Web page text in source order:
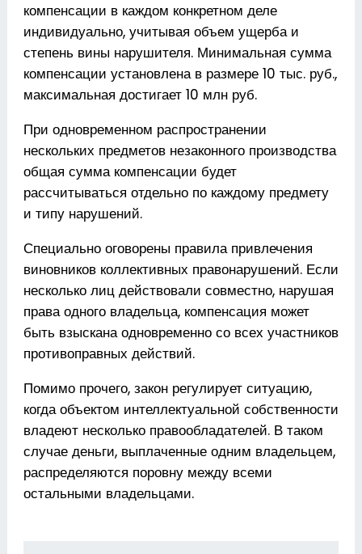
компенсации в каждом конкретном деле
индивидуально, учитывая объем ущерба и
степень вины нарушителя. Минимальная сумма
компенсации установлена в размере 10 тыс. руб.,
максимальная достигает 10 млн руб.
При одновременном распространении
нескольких предметов незаконного производства
общая сумма компенсации будет
рассчитываться отдельно по каждому предмету
и типу нарушений.
Специально оговорены правила привлечения
виновников коллективных правонарушений. Если
несколько лиц действовали совместно, нарушая
права одного владельца, компенсация может
быть взыскана одновременно со всех участников
противоправных действий.
Помимо прочего, закон регулирует ситуацию,
когда объектом интеллектуальной собственности
владеют несколько правообладателей. В таком
случае деньги, выплаченные одним владельцем,
распределяются поровну между всеми
остальными владельцами.